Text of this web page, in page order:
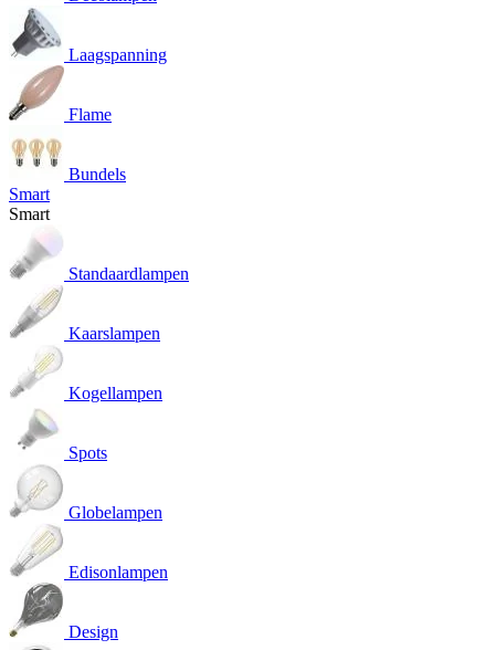
Laagspanning
Flame
Bundels
Smart
Smart
Standaardlampen
Kaarslampen
Kogellampen
Spots
Globelampen
Edisonlampen
Design